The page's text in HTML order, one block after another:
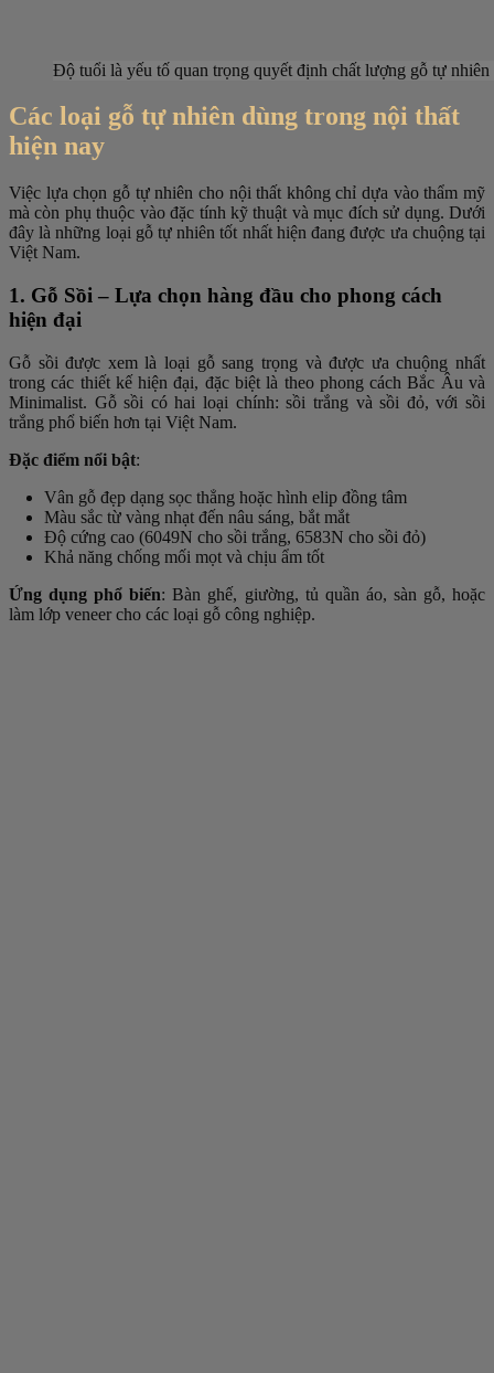
Độ tuổi là yếu tố quan trọng quyết định chất lượng gỗ tự nhiên
Các loại gỗ tự nhiên dùng trong nội thất
hiện nay
Việc lựa chọn gỗ tự nhiên cho nội thất không chỉ dựa vào thẩm mỹ
mà còn phụ thuộc vào đặc tính kỹ thuật và mục đích sử dụng. Dưới
đây là những loại gỗ tự nhiên tốt nhất hiện đang được ưa chuộng tại
Việt Nam.
1. Gỗ Sồi – Lựa chọn hàng đầu cho phong cách
hiện đại
Gỗ sồi được xem là loại gỗ sang trọng và được ưa chuộng nhất
trong các thiết kế hiện đại, đặc biệt là theo phong cách Bắc Âu và
Minimalist. Gỗ sồi có hai loại chính: sồi trắng và sồi đỏ, với sồi
trắng phổ biến hơn tại Việt Nam.
Đặc điểm nổi bật:
Vân gỗ đẹp dạng sọc thẳng hoặc hình elip đồng tâm
Màu sắc từ vàng nhạt đến nâu sáng, bắt mắt
Độ cứng cao (6049N cho sồi trắng, 6583N cho sồi đỏ)
Khả năng chống mối mọt và chịu ẩm tốt
Ứng dụng phổ biến: Bàn ghế, giường, tủ quần áo, sàn gỗ, hoặc
làm lớp veneer cho các loại gỗ công nghiệp.